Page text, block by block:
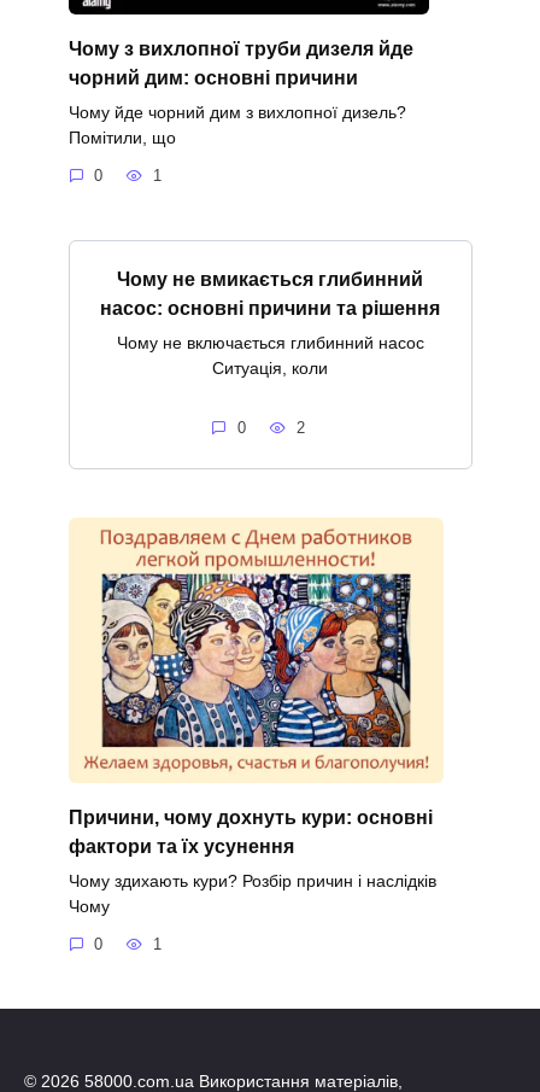
Чому з вихлопної труби дизеля йде
чорний дим: основні причини
Чому йде чорний дим з вихлопної дизель?
Помітили, що
0 1
Чому не вмикається глибинний
насос: основні причини та рішення
Чому не включається глибинний насос
Ситуація, коли
0 2
Причини, чому дохнуть кури: основні
фактори та їх усунення
Чому здихають кури? Розбір причин і наслідків
Чому
0 1
© 2026 58000.com.ua Використання матеріалів,